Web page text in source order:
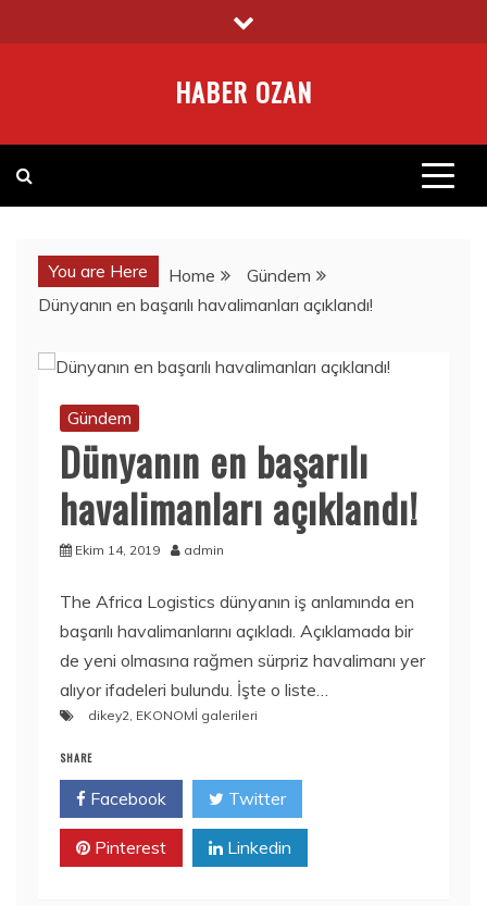
to
HABER OZAN
You are Here Home
Gündem
Dünyanın en başarılı havalimanları açıklandı!
Gündem
Dünyanın en başarılı
havalimanları açıklandı!
Ekim 14, 2019 admin
The Africa Logistics dünyanın iş anlamında en
başarılı havalimanlarını açıkladı. Açıklamada bir
de yeni olmasına rağmen sürpriz havalimanı yer
alıyor ifadeleri bulundu. İşte o liste…
dikey2, EKONOMİ galerileri
SHARE
Facebook Twitter
Pinterest Linkedin